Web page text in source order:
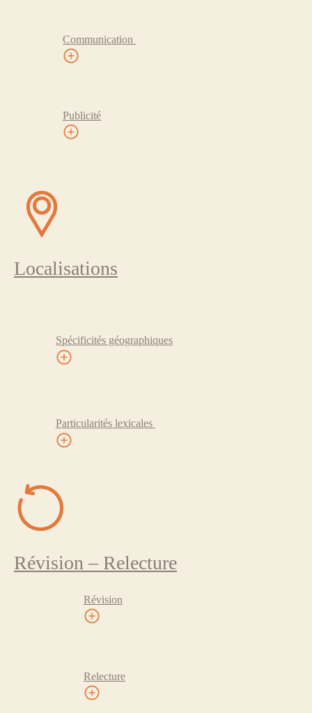
Communication
Publicité
Localisations
Spécificités géographiques
Particularités lexicales
Révision – Relecture
Révision
Relecture